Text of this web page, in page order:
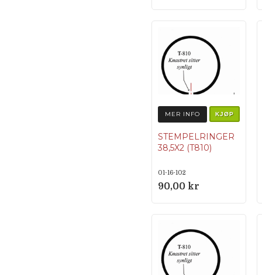
MER INFO KJØP
STEMPELRINGER
38,5X2 (T810)
01-16-102
90,00 kr